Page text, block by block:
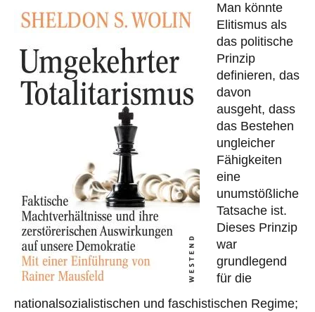
Man könnte
Elitismus als
das politische
Prinzip
definieren, das
davon
ausgeht, dass
das Bestehen
ungleicher
Fähigkeiten
eine
unumstößliche
Tatsache ist.
Dieses Prinzip
war
grundlegend
für die
nationalsozialistischen und faschistischen Regime;